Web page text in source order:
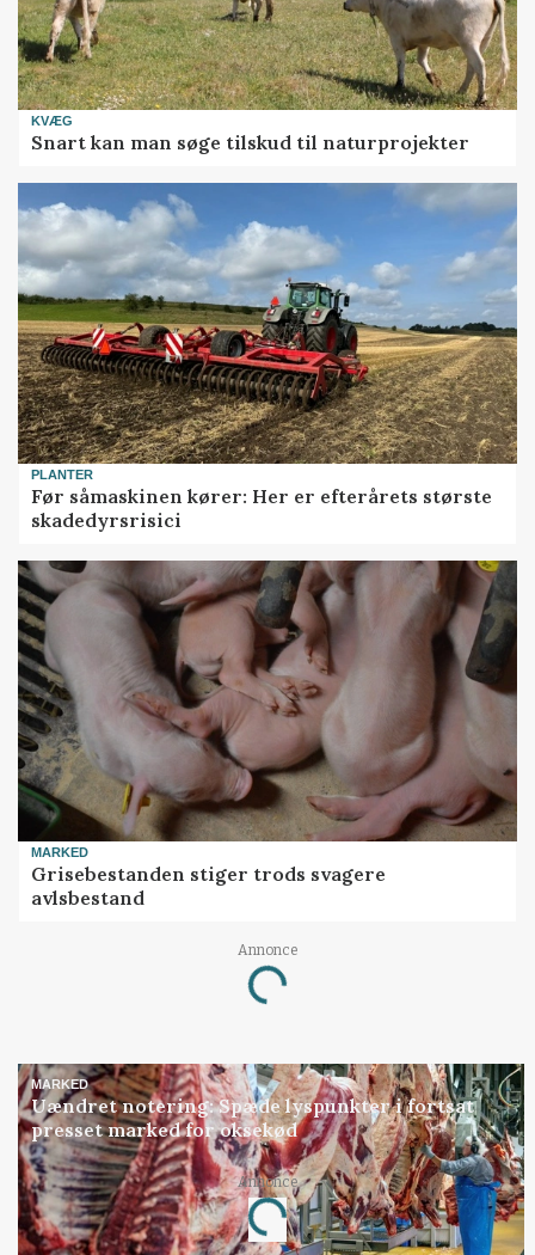
KVÆG
Snart kan man søge tilskud til naturprojekter
PLANTER
Før såmaskinen kører: Her er efterårets største
skadedyrsrisici
MARKED
Grisebestanden stiger trods svagere
avlsbestand
Annonce
Loading...
MARKED
Uændret notering: Spæde lyspunkter i fortsat
presset marked for oksekød
Annonce
Loading...